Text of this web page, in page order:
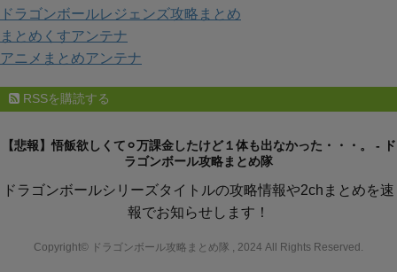
ドラゴンボールレジェンズ攻略まとめ
まとめくすアンテナ
アニメまとめアンテナ
RSSを購読する
【悲報】悟飯欲しくて⚪︎万課金したけど１体も出なかった・・・。 - ド
ラゴンボール攻略まとめ隊
ドラゴンボールシリーズタイトルの攻略情報や2chまとめを速
報でお知らせします！
Copyright© ドラゴンボール攻略まとめ隊 , 2024 All Rights Reserved.